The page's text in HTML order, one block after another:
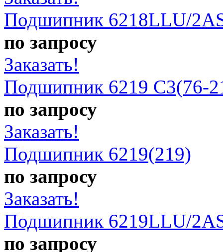
Подшипник 6218LLU/
по запросу
Заказать!
Подшипник 6219 C3(76-
по запросу
Заказать!
Подшипник 6219(219)
по запросу
Заказать!
Подшипник 6219LLU/
по запросу